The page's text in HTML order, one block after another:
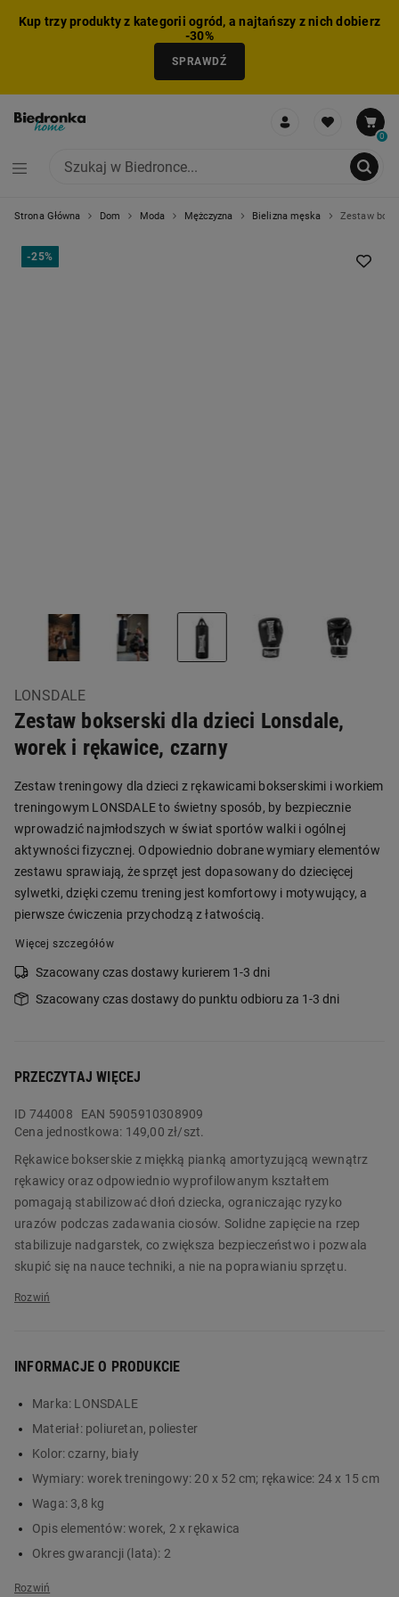
Kup trzy produkty z kategorii ogród, a najtańszy z nich dobierz
-30%
SPRAWDŹ
0
Strona Główna Dom Moda Mężczyzna Bielizna męska Zestaw
-25%
LONSDALE
Zestaw bokserski dla dzieci Lonsdale,
worek i rękawice, czarny
Zestaw treningowy dla dzieci z rękawicami bokserskimi i workiem
treningowym LONSDALE to świetny sposób, by bezpiecznie
wprowadzić najmłodszych w świat sportów walki i ogólnej
aktywności fizycznej. Odpowiednio dobrane wymiary elementów
zestawu sprawiają, że sprzęt jest dopasowany do dziecięcej
sylwetki, dzięki czemu trening jest komfortowy i motywujący, a
pierwsze ćwiczenia przychodzą z łatwością.
Więcej szczegółów
Szacowany czas dostawy kurierem 1-3 dni
Szacowany czas dostawy do punktu odbioru za 1-3 dni
PRZECZYTAJ WIĘCEJ
ID 744008
EAN 5905910308909
Cena jednostkowa: 149,00 zł/szt.
Rękawice bokserskie z miękką pianką amortyzującą wewnątrz
rękawicy oraz odpowiednio wyprofilowanym kształtem
pomagają stabilizować dłoń dziecka, ograniczając ryzyko
urazów podczas zadawania ciosów. Solidne zapięcie na rzep
stabilizuje nadgarstek, co zwiększa bezpieczeństwo i pozwala
skupić się na nauce techniki, a nie na poprawianiu sprzętu.
na rozdarcia oraz odpowiednie mocowanie umożliwiają
kombinacje i pracę nad koordynacją ruchową w kontrolowanych
warunkach.
oraz ogólną sprawność, a jednocześnie pomaga rozładować
nadmiar energii w konstruktywny sposób. Regularne treningi z
workiem i rękawicami uczą koncentracji, samodyscypliny oraz
INFORMACJE O PRODUKCIE
Marka: LONSDALE
Materiał: poliuretan, poliester
Kolor:czarny, biały
Wymiary: worek treningowy: 20 x 52 cm; rękawice: 24 x 15 cm
Waga: 3,8 kg
Opis elementów:worek, 2 x rękawica
Okres gwarancji (lata): 2